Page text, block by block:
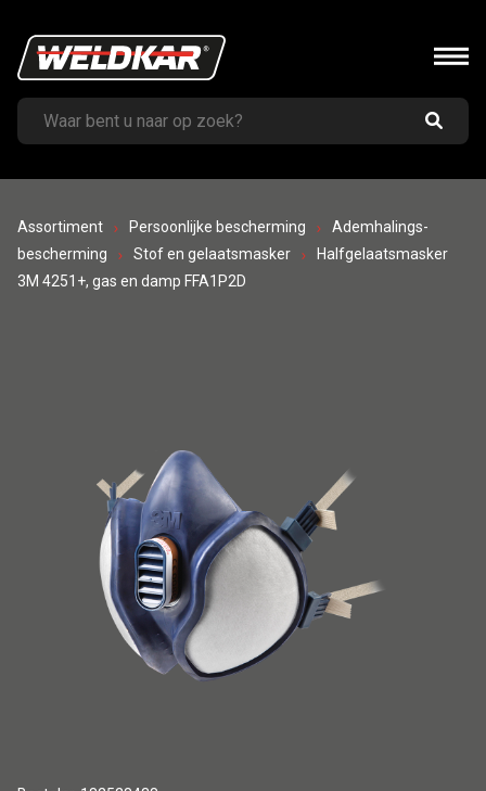
Assortiment Persoonlijke bescherming
Ademhalings-
bescherming
Stof en gelaatsmasker
Halfgelaatsmasker
3M 4251+, gas en damp FFA1P2D